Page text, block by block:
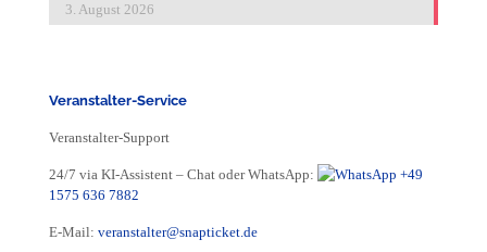
3. August 2026
Veranstalter-Service
Veranstalter-Support
24/7 via KI-Assistent – Chat oder WhatsApp:
+49
1575 636 7882
E-Mail: veranstalter@snapticket.de